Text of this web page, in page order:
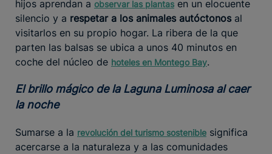
hijos aprendan a observar las plantas en un elocuente
silencio y a respetar a los animales autóctonos al
visitarlos en su propio hogar. La ribera de la que
parten las balsas se ubica a unos 40 minutos en
coche del núcleo de hoteles en Montego Bay.
El brillo mágico de la Laguna Luminosa al caer
la noche
Sumarse a la revolución del turismo sostenible significa
acercarse a la naturaleza y a las comunidades